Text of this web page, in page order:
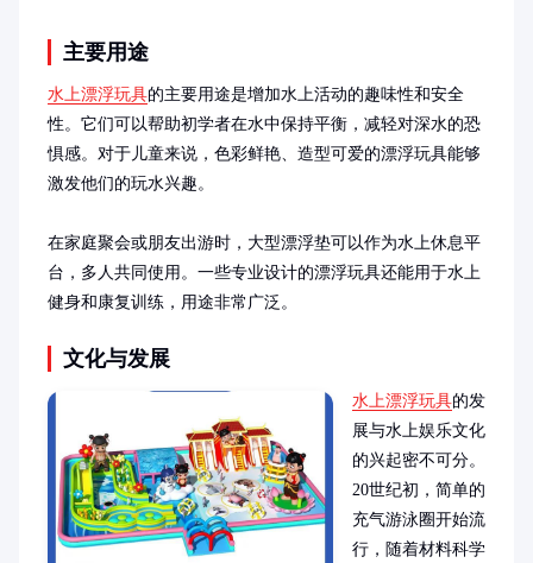
主要用途
水上漂浮玩具的主要用途是增加水上活动的趣味性和安全
性。它们可以帮助初学者在水中保持平衡，减轻对深水的恐
惧感。对于儿童来说，色彩鲜艳、造型可爱的漂浮玩具能够
激发他们的玩水兴趣。
在家庭聚会或朋友出游时，大型漂浮垫可以作为水上休息平
台，多人共同使用。一些专业设计的漂浮玩具还能用于水上
健身和康复训练，用途非常广泛。
文化与发展
水上漂浮玩具的发
展与水上娱乐文化
的兴起密不可分。
20世纪初，简单的
充气游泳圈开始流
行，随着材料科学